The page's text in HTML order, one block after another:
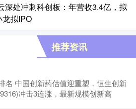
深处冲刺科创板：年营收3.4亿，拟
拟IPO
推荐资讯
名 中国创新药估值迎重塑，恒生创新
冲击3连涨，最新规模创新高